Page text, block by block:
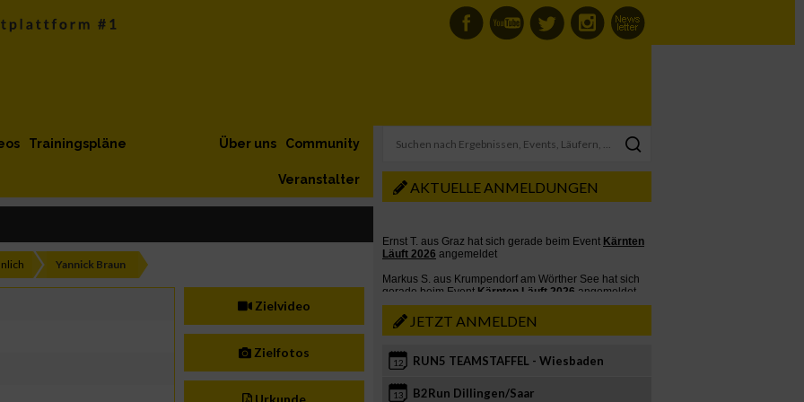
Trainingspläne Community
Über uns
Veranstalter
Yannick Braun
Zielvideo
Zielfotos
Urkunde
AKTUELLE ANMELDUNGEN
JETZT ANMELDEN
12 RUN5 TEAMSTAFFEL - Wiesbaden
13 B2Run Dillingen/Saar